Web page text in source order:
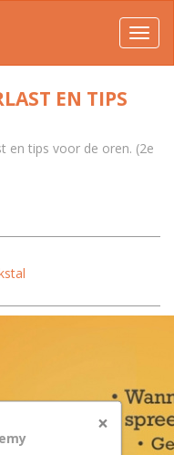
EN TIPS
en tips voor de oren. (2e
×